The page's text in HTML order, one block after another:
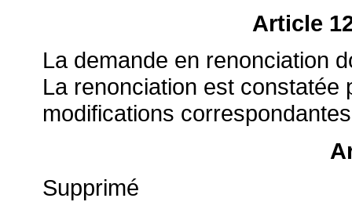
Article
La demande en renonciation
La renonciation est constatée
modifications
Supprimé